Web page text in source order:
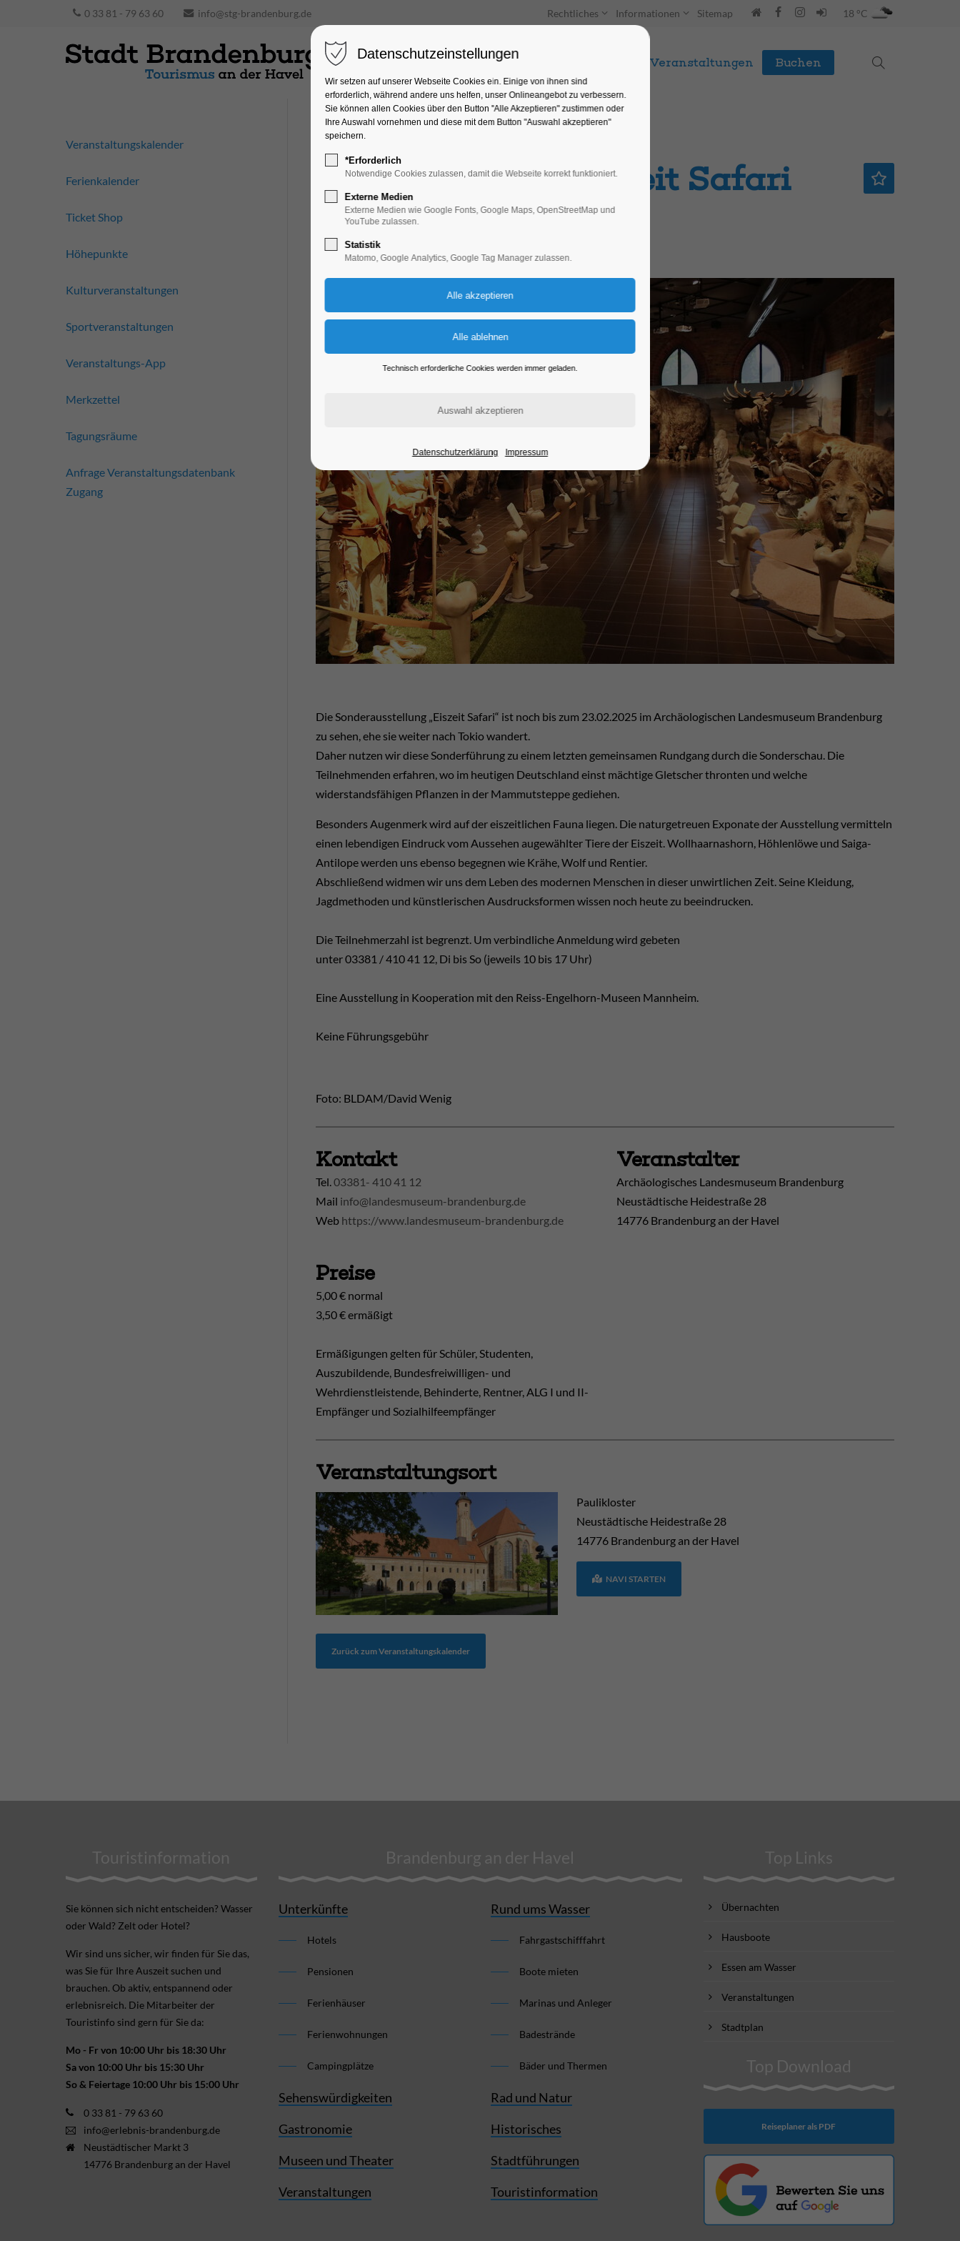
0 33 81 - 79 63 60 info@stg-brandenburg.de Rechtliches Informationen Sitemap 18 °C
Unterkünfte Entdecken & Erleben Veranstaltungen Buchen
Sonderführung Eiszeit Safari
Bildung, Vortrag, Führung, Umwelt
18.02.2025, 11:00–12:00
Die Sonderausstellung „Eiszeit Safari“ ist noch bis zum 23.02.2025 im Archäologischen Landesmuseum Brandenburg
zu sehen, ehe sie weiter nach Tokio wandert.
Daher nutzen wir diese Sonderführung zu einem letzten gemeinsamen Rundgang durch die Sonderschau. Die
Teilnehmenden erfahren, wo im heutigen Deutschland einst mächtige Gletscher thronten und welche
widerstandsfähigen Pflanzen in der Mammutsteppe gediehen.
Besonders Augenmerk wird auf der eiszeitlichen Fauna liegen. Die naturgetreuen Exponate der Ausstellung vermitteln
einen lebendigen Eindruck vom Aussehen augewählter Tiere der Eiszeit. Wollhaarnashorn, Höhlenlöwe und Saiga-
Antilope werden uns ebenso begegnen wie Krähe, Wolf und Rentier.
Abschließend widmen wir uns dem Leben des modernen Menschen in dieser unwirtlichen Zeit. Seine Kleidung,
Jagdmethoden und künstlerischen Ausdrucksformen wissen noch heute zu beeindrucken.
Die Teilnehmerzahl ist begrenzt. Um verbindliche Anmeldung wird gebeten
unter 03381 / 410 41 12, Di bis So (jeweils 10 bis 17 Uhr)
Eine Ausstellung in Kooperation mit den Reiss-Engelhorn-Museen Mannheim.
Keine Führungsgebühr
Foto: BLDAM/David Wenig
Kontakt
Tel. 03381- 410 41 12
Mail info@landesmuseum-brandenburg.de
Web https://www.landesmuseum-brandenburg.de
Veranstalter
Archäologisches Landesmuseum Brandenburg
Neustädtische Heidestraße 28
14776 Brandenburg an der Havel
Preise
5,00 € normal
3,50 € ermäßigt
Ermäßigungen gelten für Schüler, Studenten,
Auszubildende, Bundesfreiwilligen- und
Wehrdienstleistende, Behinderte, Rentner, ALG I und II-
Empfänger und Sozialhilfeempfänger
Veranstaltungsort
Paulikloster
Neustädtische Heidestraße 28
14776 Brandenburg an der Havel
NAVI STARTEN
Zurück zum Veranstaltungskalender
Veranstaltungskalender
Ferienkalender
Ticket Shop
Höhepunkte
Kulturveranstaltungen
Sportveranstaltungen
Veranstaltungs-App
Merkzettel
Tagungsräume
Anfrage Veranstaltungsdatenbank
Zugang
Touristinformation
Sie können sich nicht ent­scheiden? Wasser
oder Wald? Zelt oder Hotel?
Wir sind uns sicher, wir finden für Sie das,
was Sie für Ihre Aus­zeit suchen und
brauchen. Ob aktiv, ent­spannend oder
erlebnis­reich. Die Mitarbeiter der
Touristinfo sind gern für Sie da:
Mo - Fr von 10:00 Uhr bis 18:30 Uhr
Sa von 10:00 Uhr bis 15:30 Uhr
So & Feiertage 10:00 Uhr bis 15:00 Uhr
0 33 81 - 79 63 60
info@erlebnis-brandenburg.de
Neustädtischer Markt 3
14776 Brandenburg an der Havel
Brandenburg an der Havel
Unterkünfte
Hotels
Pensionen
Ferienhäuser
Ferienwohnungen
Campingplätze
Sehenswürdigkeiten
Gastronomie
Museen und Theater
Veranstaltungen
Rund ums Wasser
Fahrgastschifffahrt
Boote mieten
Marinas und Anleger
Badestrände
Bäder und Thermen
Rad und Natur
Historisches
Stadtführungen
Touristinformation
Top Links
Übernachten
Hausboote
Essen am Wasser
Veranstaltungen
Stadtplan
Top Download
Reiseplaner als PDF
Datenschutzeinstellungen
Wir setzen auf unserer Webseite Cookies ein. Einige von ihnen sind
erforderlich, während andere uns helfen, unser Onlineangebot zu verbessern.
Sie können allen Cookies über den Button "Alle Akzeptieren" zustimmen oder
Ihre Auswahl vornehmen und diese mit dem Button "Auswahl akzeptieren"
speichern.
*Erforderlich
Notwendige Cookies zulassen, damit die Webseite korrekt funktioniert.
Externe Medien
Externe Medien wie Google Fonts, Google Maps, OpenStreetMap und
YouTube zulassen.
Statistik
Matomo, Google Analytics, Google Tag Manager zulassen.
Technisch erforderliche Cookies werden immer geladen.
Datenschutzerklärung Impressum